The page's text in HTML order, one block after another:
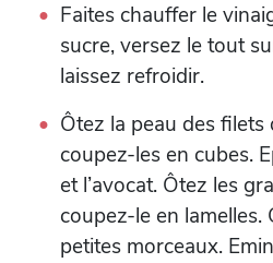
Faites chauffer le
sucre, versez le tout
laissez refroidir.
Ôtez la peau des filets
coupez-les en cubes.
et l’avocat. Ôtez les
coupez-le en lamelles.
petites morceaux.